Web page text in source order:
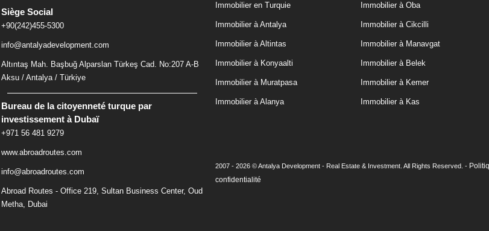
Siège Social
+90(242)455-5300
info@antalyadevelopment.com
Altıntaş Mah. Başbuğ Alparslan Türkeş Cad. No:207 A-B
Aksu / Antalya / Türkiye
Bureau de la citoyenneté turque par
investissement à Dubaï
+971 56 481 9279
www.abroadroutes.com
info@abroadroutes.com
Abroad Routes - Office 219, Sultan Business Center, Oud
Metha, Dubai
Immobilier en Turquie
Immobilier à Antalya
Immobilier à Altintas
Immobilier à Konyaalti
Immobilier à Muratpasa
Immobilier à Alanya
Immobilier à Oba
Immobilier à Cikcilli
Immobilier à Manavgat
Immobilier à Belek
Immobilier à Kemer
Immobilier à Kas
2007 - 2026 © Antalya Development - Real Estate & Investment. All Rights Reserved. -
confidentialité